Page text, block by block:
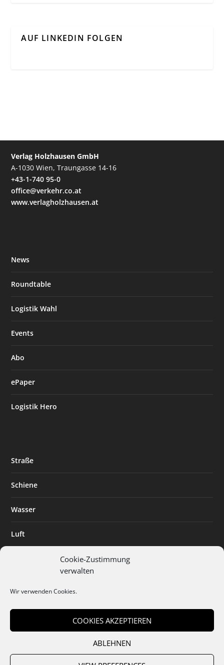
Cookie-Zustimmung
verwalten
Wir verwenden Cookies.
COOKIES AKZEPTIEREN
ABLEHNEN
AUF LINKEDIN FOLGEN
Verlag Holzhausen GmbH
A-1030 Wien, Traungasse 14-16
+43-1-740 95-0
office@verkehr.co.at
www.verlagholzhausen.at
News
Roundtable
Logistik Wahl
Events
Abo
ePaper
Logistik Hero
Straße
Schiene
Wasser
Luft
Digitalisierung
Mediadaten Cookies Datenschutz